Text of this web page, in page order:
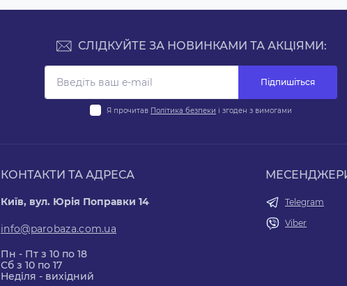
СЛІДКУЙТЕ ЗА НОВИНКАМИ ТА АКЦІЯМИ:
Підпишіться
Я прочитав Політика безпеки і згоден з вимогами
КОНТАКТИ ТА АДРЕСА
Київ, вул. Юрія Поправки 14
info@parobaza.com.ua
Пн - Пт з 10 по 18
Сб з 10 по 17
Неділя - вихідний
Telegram
Viber